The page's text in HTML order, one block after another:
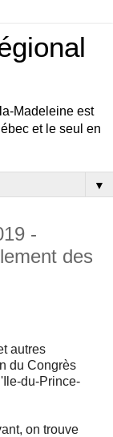
Madeleine est
et le seul en
▼
-
des
autres
du Congrès
du-Prince-
on trouve